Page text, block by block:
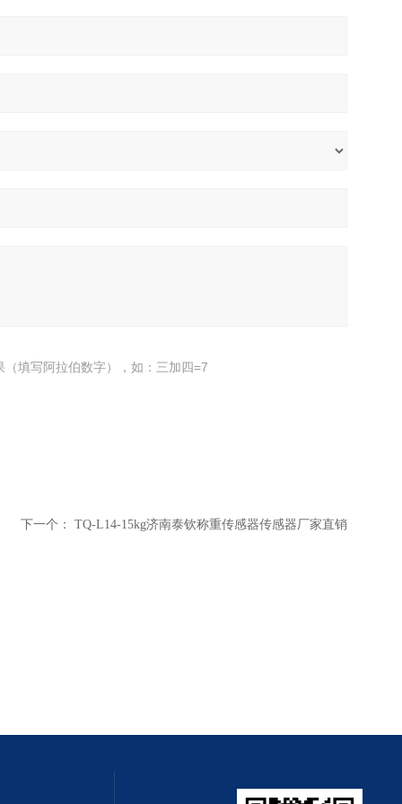
（填写阿拉伯数字），如：三加四=7
下一个： TQ-L14-15kg济南泰钦称重传感器传感器厂家直销